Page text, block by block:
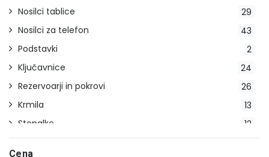
29
Nosilci tablice
43
Nosilci za telefon
2
Podstavki
24
Ključavnice
26
Rezervoarji in pokrovi
13
Krmila
12
Stopalke
2
Indikatorji prestav
Cena